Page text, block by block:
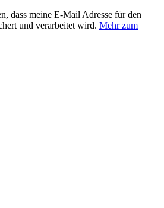
dass meine E-Mail Adresse für den
und verarbeitet wird. Mehr zum